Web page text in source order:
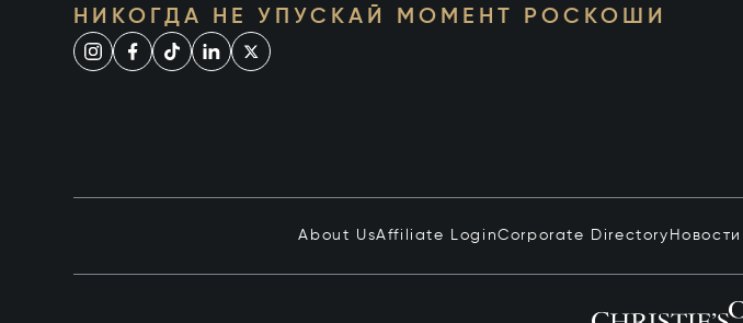
НИКОГДА НЕ УПУСКАЙ МОМЕНТ РОСКОШИ
About UsAffiliate LoginCorporate Directory Новости